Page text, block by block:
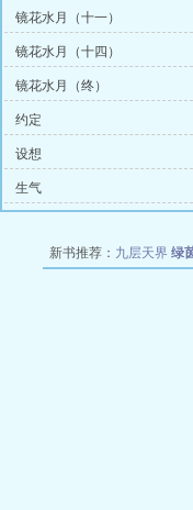
镜花水月（十一）
镜花水月（十四）
镜花水月（终）
约定
设想
生气
新书推荐： 九层天界 绿